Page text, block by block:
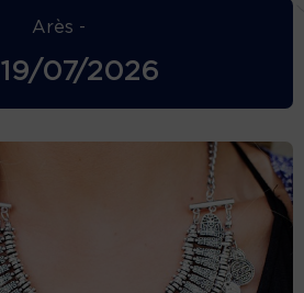
Arès -
19/07/2026